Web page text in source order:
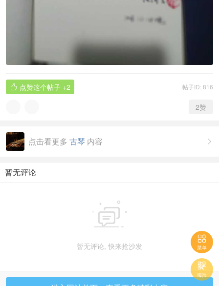
帖子ID: 816
 点赞这个帖子 +2
2赞

点击看更多 古琴 内容
暂无评论

暂无评论, 快来抢沙发

菜单

海报